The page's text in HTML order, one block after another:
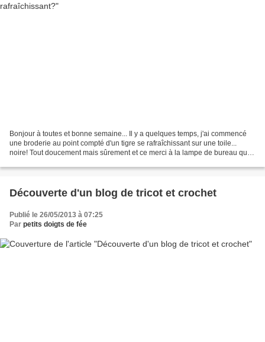
Bonjour à toutes et bonne semaine... Il y a quelques temps, j'ai commencé
une broderie au point compté d'un tigre se rafraîchissant sur une toile...
noire! Tout doucement mais sûrement et ce merci à la lampe de bureau qui
Découverte d'un blog de tricot et crochet
Publié le 26/05/2013 à 07:25
Par petits doigts de fée